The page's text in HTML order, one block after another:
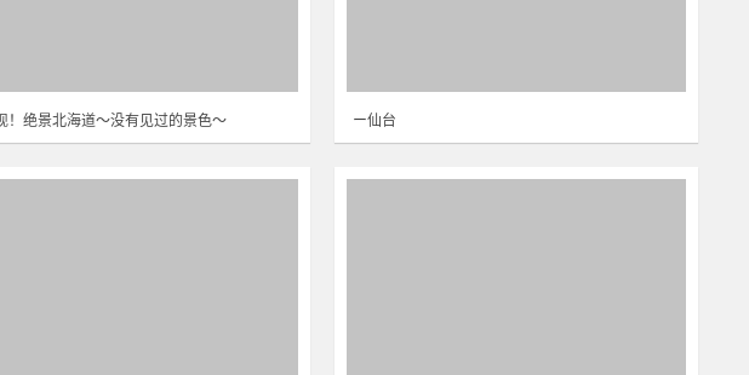
！绝景北海道～没有见过的景色～ ー仙台